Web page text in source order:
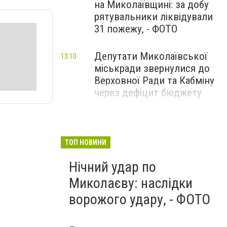
на Миколаївщині: за добу
рятувальники ліквідували
31 пожежу, - ФОТО
Депутати Миколаївської
міськради звернулися до
Верховної Ради та Кабміну
через дефіцит бюджету
13:10
ТОП НОВИНИ
Нічний удар по
Миколаєву: наслідки
ворожого удару, - ФОТО